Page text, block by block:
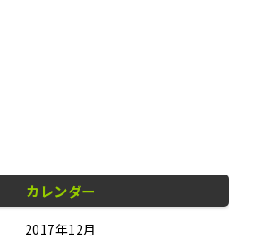
カレンダー
2017年12月